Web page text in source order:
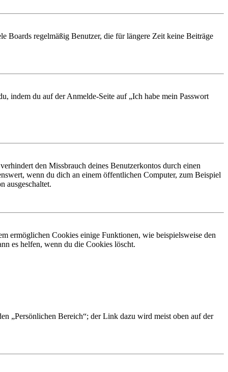
Boards regelmäßig Benutzer, die für längere Zeit keine Beiträge
indem du auf der Anmelde-Seite auf „Ich habe mein Passwort
den Missbrauch deines Benutzerkontos durch einen
wenn du dich an einem öffentlichen Computer, zum Beispiel
ausgeschaltet.
ermöglichen Cookies einige Funktionen, wie beispielsweise den
es helfen, wenn du die Cookies löscht.
„Persönlichen Bereich“; der Link dazu wird meist oben auf der